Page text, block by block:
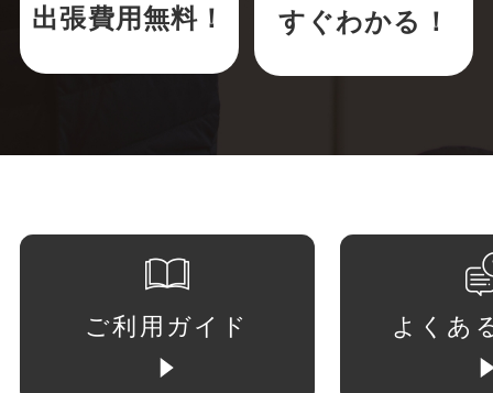
出張費用無料！ すぐわかる！
ご利用ガイド よくあ